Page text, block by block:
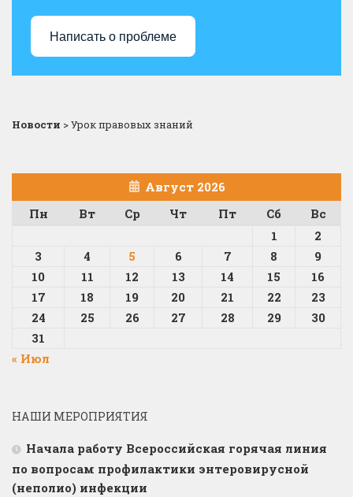
Написать о проблеме
Новости >Урок правовых знаний
Август 2026
Пн
Вт Ср Чт Пт Сб
Вс
1
2
3
4 5 6 7 8
9
10
11 12 13 14 15
16
17
18 19 20 21 22
23
24
25 26 27 28 29
30
31
« Июл
НАШИ МЕРОПРИЯТИЯ
Начала работу Всероссийская горячая линия
по вопросам профилактики энтеровирусной
(неполио) инфекции